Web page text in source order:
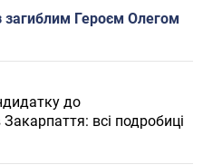
загиблим Героєм Олегом
до
всі подробиці